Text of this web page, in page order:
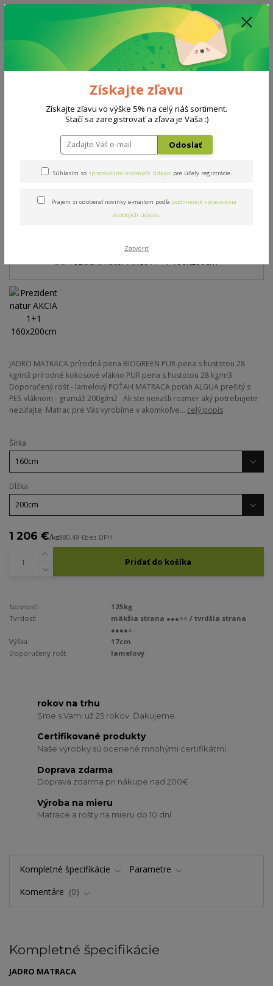
ZĽAVA: VŠETKY VYSTAVENÉ POSTELE ZA 400€, CENA MATRACU A ROŠTU
PODĽA VÝBERU / DODACIA LEHOTA JE AKTUÁLNE 10-15 PRACOVNÝCH
Menu
0908 777 700 Po-So: 10-18 hod.
0
Matrace Prezident natur AKCIA 1+1 160x200cm
Prezident natur AKCIA 1+1
160x200cm
JADRO MATRACA prírodná pena BIOGREEN PUR-pena s hustotou 28
kg/m3 prírodné kokosové vlákno PUR pena s hustotou 28 kg/m3
Doporučený rošt - lamelový POŤAH MATRACA poťah ALGUA prešitý s
PES vláknom - gramáž 200g/m2 Ak ste nenašli rozmer aký potrebujete
nezúfajte. Matrac pre Vás vyrobíme v akomkoľve... celý popis
Šírka
Dĺžka
1 206 €/ks980,49 €bez DPH
Pridať do košíka
Nosnosť:
125kg
Tvrdosť:
mäkšia strana ●●●○○ / tvrdšia strana
●●●●○
Výška:
17cm
Doporučený rošt:
lamelový
rokov na trhu
Sme s Vami už 25 rokov. Ďakujeme.
Certifikované produkty
Naše výrobky sú ocenené mnohými certifikátmi.
Doprava zdarma
Doprava zdarma pri nákupe nad 200€
Výroba na mieru
Matrace a rošty na mieru do 10 dní
Kompletné špecifikácie
Parametre
Komentáre
0
Kompletné špecifikácie
JADRO MATRACA
Získajte zľavu
Získajte zľavu vo výške 5% na celý náš sortiment.
Stačí sa zaregistrovať a zľava je Vaša :)
Odoslať
Súhlasím so spracovaním osobných údajov pre účely registrácie.
Prajem si odoberať novinky e-mailom podľa podmienok spracovania
osobných údajov.
Zatvoriť